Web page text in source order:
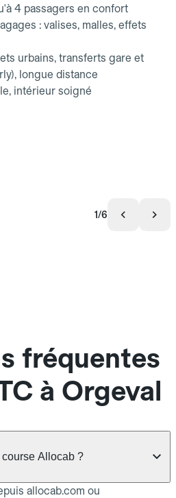
4 passagers en confort
: valises, malles, effets
urbains, transferts gare et
longue distance
intérieur soigné
1/6
fréquentes
à Orgeval
Allocab ?
allocab.com ou